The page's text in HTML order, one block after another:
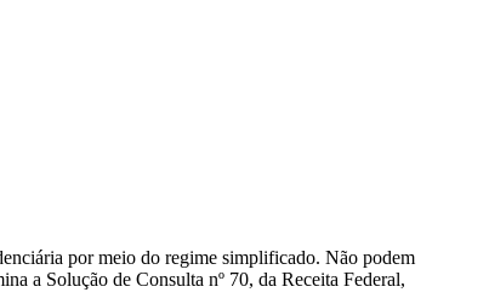
por meio do regime simplificado. Não podem
a Solução de Consulta nº 70, da Receita Federal,